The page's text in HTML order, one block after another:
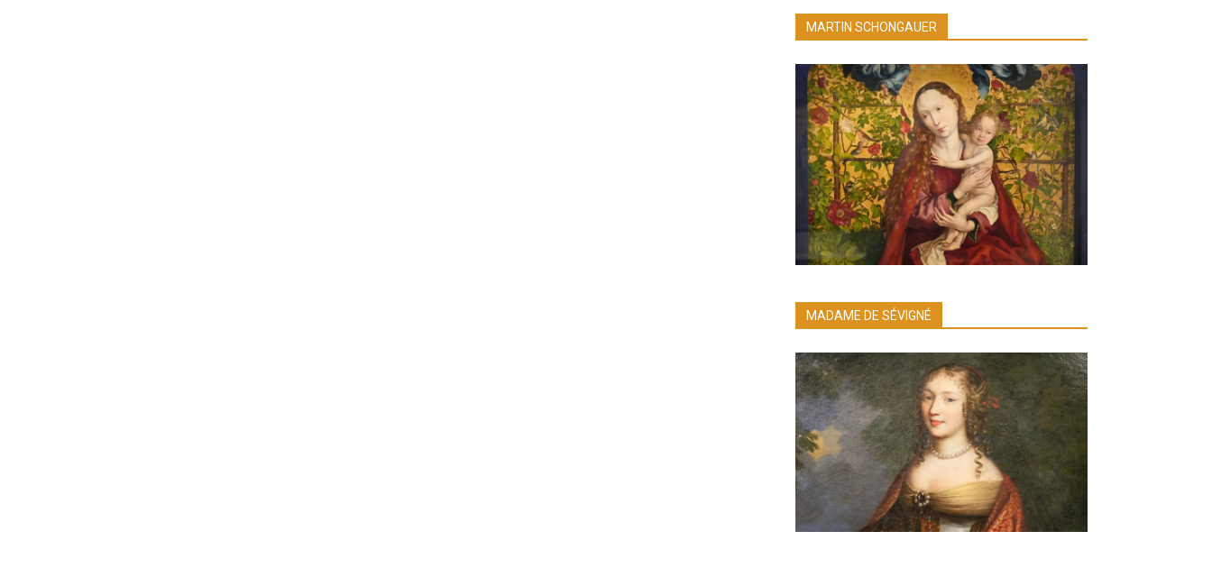
MARTIN SCHONGAUER
MADAME DE SÉVIGNÉ